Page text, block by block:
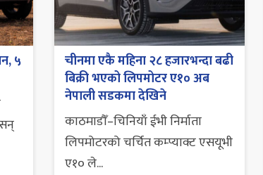
५
चीनमा एकै महिना २८ हजारभन्दा बढी
बिक्री भएको लिपमोटर ए१० अब
नेपाली सडकमा देखिने
काठमाडौँ–चिनियाँ ईभी निर्माता
लिपमोटरको चर्चित कम्प्याक्ट एसयूभी
ए१० ले...